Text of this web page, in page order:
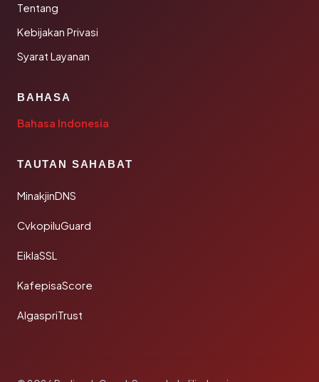
Tentang
Kebijakan Privasi
Syarat Layanan
BAHASA
Bahasa Indonesia
TAUTAN SAHABAT
MinakjinDNS
CvkopiluGuard
EiklaSSL
KafepisaScore
AlgaspriTrust